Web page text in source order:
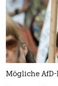
Mögliche